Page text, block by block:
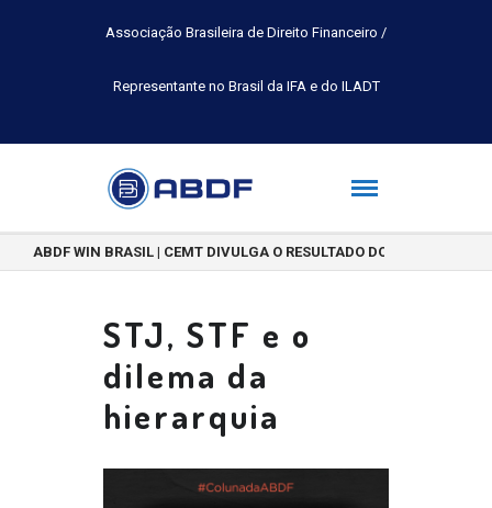
Associação Brasileira de Direito Financeiro /
Representante no Brasil da IFA e do ILADT
ABDF WIN BRASIL | CEMT DIVULGA O RESULTADO DO CONCURSO
STJ, STF e o
dilema da
hierarquia